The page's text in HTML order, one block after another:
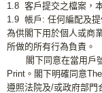
1.8 客戶提交之檔案，
1.9 帳戶: 任何編配及
為供閣下用於個人或商
所做的所有行為負責。
閣下同意在當用戶號
Print。閣下明確同意
遵照法院及/或政府部門